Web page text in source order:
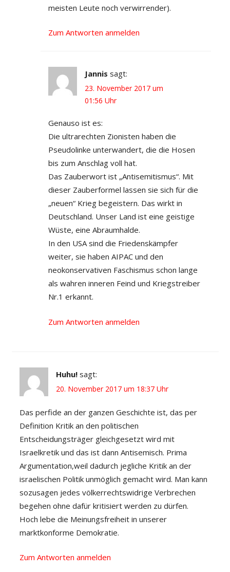
meisten Leute noch verwirrender).
Zum Antworten anmelden
Jannis sagt:
23. November 2017 um
01:56 Uhr
Genauso ist es:
Die ultrarechten Zionisten haben die
Pseudolinke unterwandert, die die Hosen
bis zum Anschlag voll hat.
Das Zauberwort ist „Antisemitismus“. Mit
dieser Zauberformel lassen sie sich für die
„neuen“ Krieg begeistern. Das wirkt in
Deutschland. Unser Land ist eine geistige
Wüste, eine Abraumhalde.
In den USA sind die Friedenskämpfer
weiter, sie haben AIPAC und den
neokonservativen Faschismus schon lange
als wahren inneren Feind und Kriegstreiber
Nr.1 erkannt.
Zum Antworten anmelden
Huhu! sagt:
20. November 2017 um 18:37 Uhr
Das perfide an der ganzen Geschichte ist, das per
Definition Kritik an den politischen
Entscheidungsträger gleichgesetzt wird mit
Israelkretik und das ist dann Antisemisch. Prima
Argumentation,weil dadurch jegliche Kritik an der
israelischen Politik unmöglich gemacht wird. Man kann
sozusagen jedes völkerrechtswidrige Verbrechen
begehen ohne dafür kritisiert werden zu dürfen.
Hoch lebe die Meinungsfreiheit in unserer
marktkonforme Demokratie.
Zum Antworten anmelden